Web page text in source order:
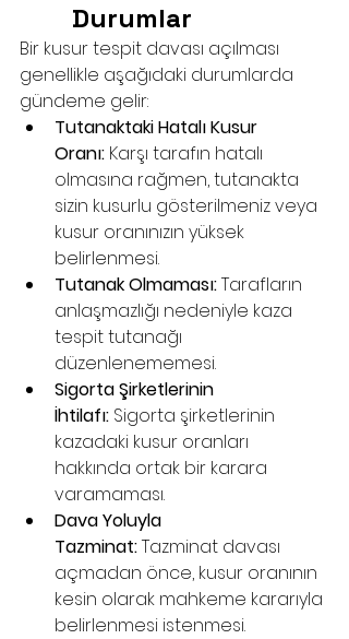
Durumlar
Bir kusur tespit davası açılması
genellikle aşağıdaki durumlarda
gündeme gelir:
Tutanaktaki Hatalı Kusur
Oranı: Karşı tarafın hatalı
olmasına rağmen, tutanakta
sizin kusurlu gösterilmeniz veya
kusur oranınızın yüksek
belirlenmesi.
Tutanak Olmaması: Tarafların
anlaşmazlığı nedeniyle kaza
tespit tutanağı
düzenlenememesi.
Sigorta Şirketlerinin
İhtilafı: Sigorta şirketlerinin
kazadaki kusur oranları
hakkında ortak bir karara
varamaması.
Dava Yoluyla
Tazminat: Tazminat davası
açmadan önce, kusur oranının
kesin olarak mahkeme kararıyla
belirlenmesi istenmesi.